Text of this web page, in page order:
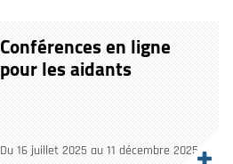
Conférences en ligne
pour les aidants
Du 16 juillet 2025 au 11 décembre 2025